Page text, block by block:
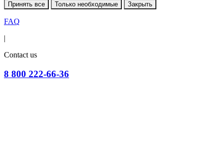
Принять все Только необходимые Закрыть
FAQ
|
Contact us
8 800 222-66-36